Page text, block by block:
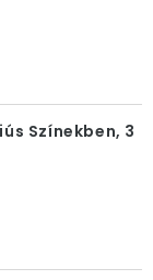
Színekben, 3